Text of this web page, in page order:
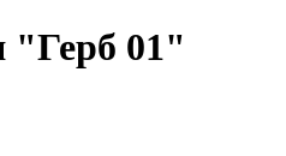
"Герб 01"